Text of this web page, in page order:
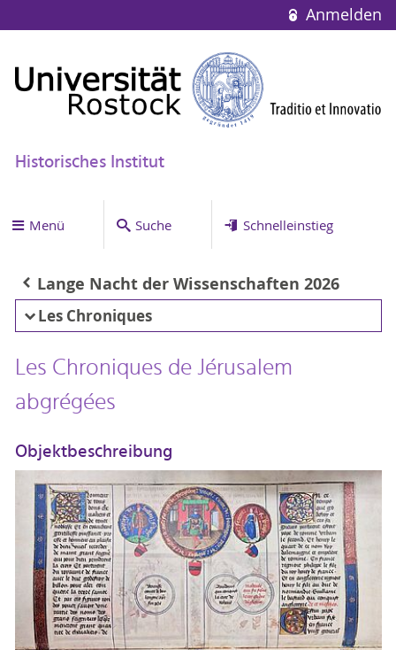
Anmelden
Historisches Institut
Menü Suche Schnelleinstieg
Lange Nacht der Wissenschaften 2026
Les Chroniques
Les Chroniques de Jérusalem
abgrégées
Objektbeschreibung